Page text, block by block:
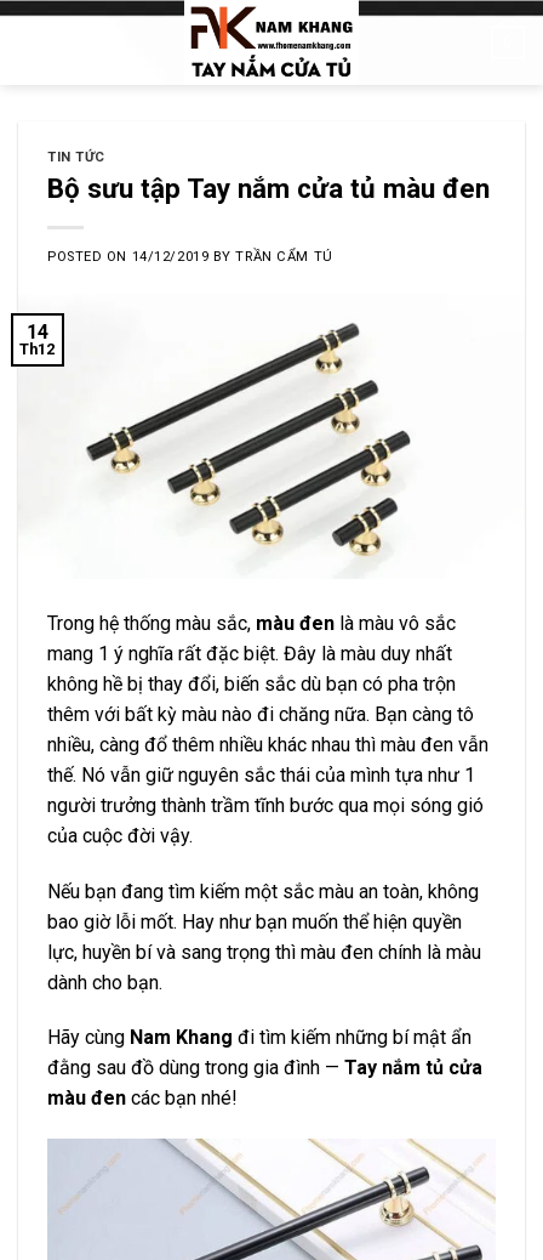
Skip
TIN TỨC
Bộ sưu tập Tay nắm cửa tủ màu đen
POSTED ON 14/12/2019 BYTRẦN CẨM TÚ
14
Th12
Trong hệ thống màu sắc, màu đen là màu vô sắc
mang 1 ý nghĩa rất đặc biệt. Đây là màu duy nhất
không hề bị thay đổi, biến sắc dù bạn có pha trộn
thêm với bất kỳ màu nào đi chăng nữa. Bạn càng tô
nhiều, càng đổ thêm nhiều khác nhau thì màu đen vẫn
thế. Nó vẫn giữ nguyên sắc thái của mình tựa như 1
người trưởng thành trầm tĩnh bước qua mọi sóng gió
của cuộc đời vậy.
Nếu bạn đang tìm kiếm một sắc màu an toàn, không
bao giờ lỗi mốt. Hay như bạn muốn thể hiện quyền
lực, huyền bí và sang trọng thì màu đen chính là màu
dành cho bạn.
Hãy cùng Nam Khang đi tìm kiếm những bí mật ẩn
đằng sau đồ dùng trong gia đình — Tay nắm tủ cửa
màu đen các bạn nhé!